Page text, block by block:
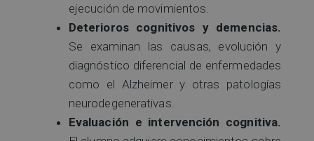
ejecución de movimientos.
Deterioros cognitivos y demencias.
Se examinan las causas, evolución y
diagnóstico diferencial de enfermedades
como el Alzheimer y otras patologías
neurodegenerativas.
Evaluación e intervención cognitiva.